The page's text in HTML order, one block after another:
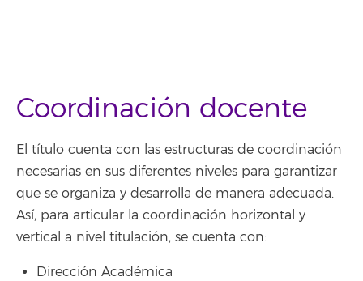
Coordinación docente
El título cuenta con las estructuras de coordinación
necesarias en sus diferentes niveles para garantizar
que se organiza y desarrolla de manera adecuada.
Así, para articular la coordinación horizontal y
vertical a nivel titulación, se cuenta con:
Dirección Académica